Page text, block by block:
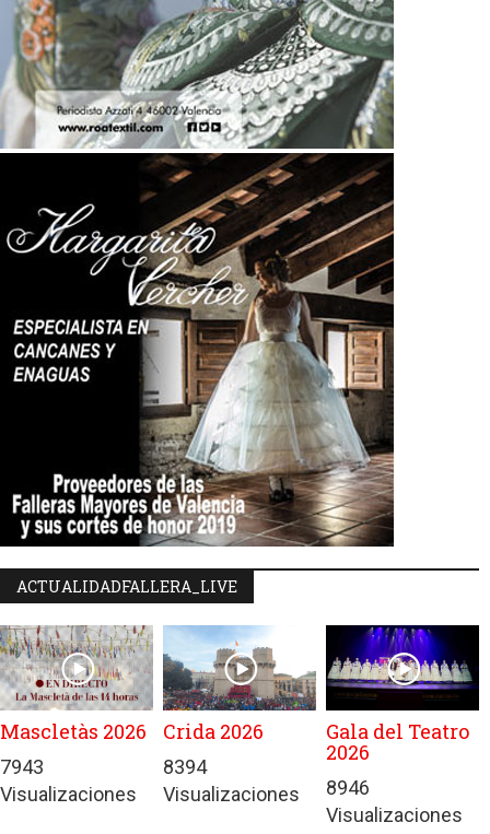
ACTUALIDADFALLERA_LIVE
Mascletàs 2026
7943
Visualizaciones
Crida 2026
8394
Visualizaciones
Gala del Teatro
2026
8946
Visualizaciones